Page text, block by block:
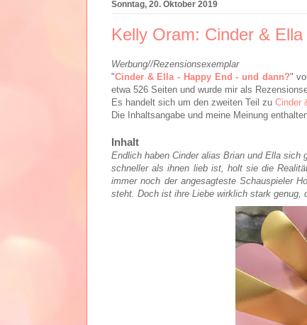
Sonntag, 20. Oktober 2019
Kelly Oram: Cinder &
Werbung//Rezensionsexemplar
"Cinder & Ella - Happy End - und dann?"
etwa 526 Seiten und wurde mir als
Es handelt sich um den zweiten Teil zu Cinder
Die Inhaltsangabe und meine Meinung
Inhalt
Endlich haben Cinder alias Brian und Ella sich
schneller als ihnen lieb ist, holt sie die
immer noch der angesagteste Schauspieler
steht. Doch ist ihre Liebe wirklich stark genug,